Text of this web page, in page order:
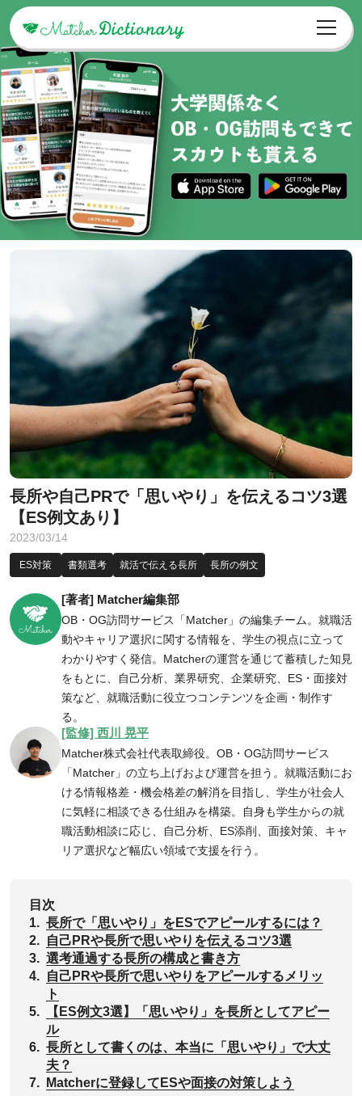
長所や自己PRで「思いやり」を伝えるコツ3選
【ES例文あり】
2023/03/14
ES対策 書類選考 就活で伝える長所 長所の例文
[著者] Matcher編集部
OB・OG訪問サービス「Matcher」の編集チーム。就職活
動やキャリア選択に関する情報を、学生の視点に立って
わかりやすく発信。Matcherの運営を通じて蓄積した知見
をもとに、自己分析、業界研究、企業研究、ES・面接対
策など、就職活動に役立つコンテンツを企画・制作す
る。
[監修] 西川 晃平
Matcher株式会社代表取締役。OB・OG訪問サービス
「Matcher」の立ち上げおよび運営を担う。就職活動にお
ける情報格差・機会格差の解消を目指し、学生が社会人
に気軽に相談できる仕組みを構築。自身も学生からの就
職活動相談に応じ、自己分析、ES添削、面接対策、キャ
リア選択など幅広い領域で支援を行う。
目次
1. 長所で「思いやり」をESでアピールするには？
2. 自己PRや長所で思いやりを伝えるコツ3選
3. 選考通過する長所の構成と書き方
4. 自己PRや長所で思いやりをアピールするメリッ
ト
5.
【ES例文3選】「思いやり」を長所としてアピー
ル
6. 長所として書くのは、本当に「思いやり」で大丈
夫？
7.
Matcherに登録してESや面接の対策しよう